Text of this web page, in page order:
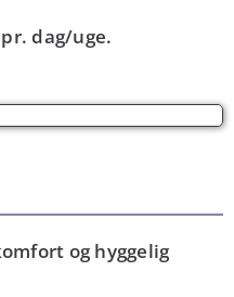
pr. dag/uge.
og hyggelig